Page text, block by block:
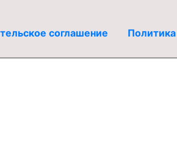
соглашение